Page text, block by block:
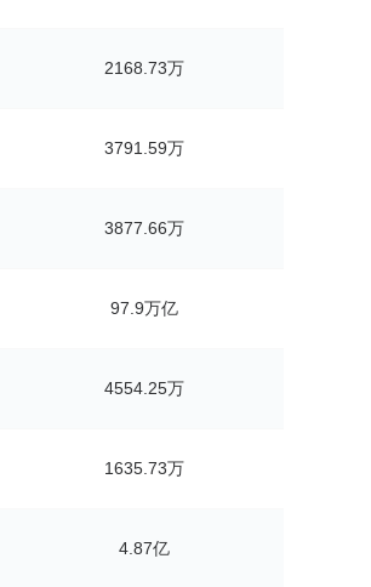
2168.73万
3791.59万
3877.66万
97.9万亿
4554.25万
1635.73万
4.87亿